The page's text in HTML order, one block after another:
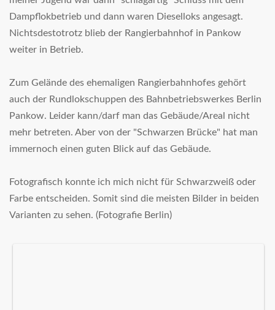
Dampflokbetrieb und dann waren Dieselloks angesagt.
Nichtsdestotrotz blieb der Rangierbahnhof in Pankow
weiter in Betrieb.
Zum Gelände des ehemaligen Rangierbahnhofes gehört
auch der Rundlokschuppen des Bahnbetriebswerkes Berlin
Pankow. Leider kann/darf man das Gebäude/Areal nicht
mehr betreten. Aber von der "Schwarzen Brücke" hat man
immernoch einen guten Blick auf das Gebäude.
Fotografisch konnte ich mich nicht für Schwarzweiß oder
Farbe entscheiden. Somit sind die meisten Bilder in beiden
Varianten zu sehen. (Fotografie Berlin)